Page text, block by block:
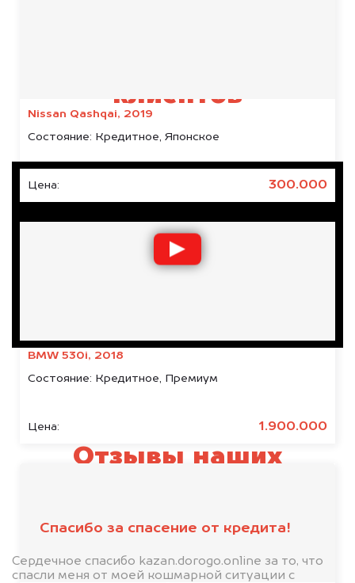
Nissan Qashqai, 2019
Состояние: Кредитное, Японское
Цена: 300.000
BMW 530i, 2018
Состояние: Кредитное, Премиум
Цена: 1.900.000
клиентов
Отзывы наших
Спасибо за спасение от кредита!
Сердечное спасибо kazan.dorogo.online за то, что
спасли меня от моей кошмарной ситуации с